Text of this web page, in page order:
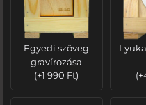
Egyedi szöveg
gravírozása
(+1 990 Ft) (+